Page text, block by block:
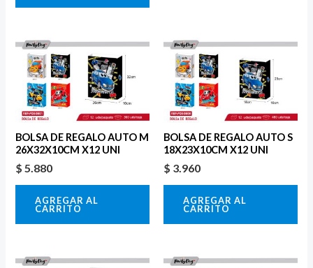
BOLSA DE REGALO AUTO M
26X32X10CM X12 UNI
$ 5.880
AGREGAR AL
CARRITO
BOLSA DE REGALO AUTO S
18X23X10CM X12 UNI
$ 3.960
AGREGAR AL
CARRITO